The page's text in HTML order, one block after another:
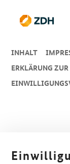
INHALT
ERKLÄRUNG